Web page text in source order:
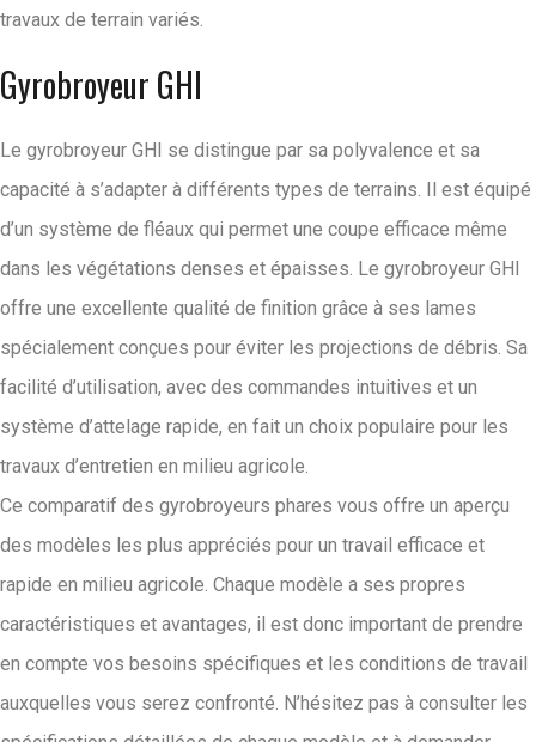
travaux de terrain variés.
Gyrobroyeur GHI
Le gyrobroyeur GHI se distingue par sa polyvalence et sa
capacité à s’adapter à différents types de terrains. Il est équipé
d’un système de fléaux qui permet une coupe efficace même
dans les végétations denses et épaisses. Le gyrobroyeur GHI
offre une excellente qualité de finition grâce à ses lames
spécialement conçues pour éviter les projections de débris. Sa
facilité d’utilisation, avec des commandes intuitives et un
système d’attelage rapide, en fait un choix populaire pour les
travaux d’entretien en milieu agricole.
Ce comparatif des gyrobroyeurs phares vous offre un aperçu
des modèles les plus appréciés pour un travail efficace et
rapide en milieu agricole. Chaque modèle a ses propres
caractéristiques et avantages, il est donc important de prendre
en compte vos besoins spécifiques et les conditions de travail
auxquelles vous serez confronté. N’hésitez pas à consulter les